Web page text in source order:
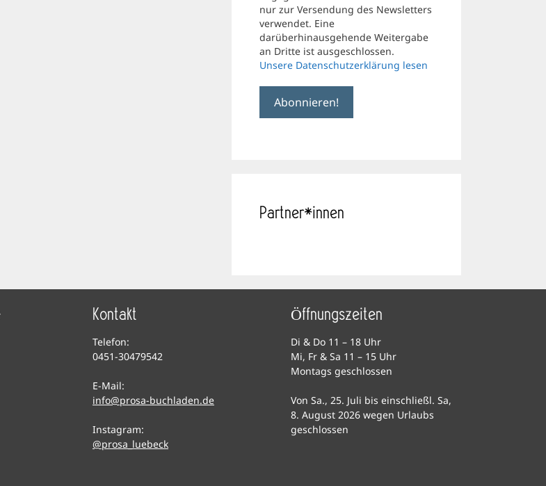
nur zur Versendung des Newsletters
verwendet. Eine
darüberhinausgehende Weitergabe
an Dritte ist ausgeschlossen.
Unsere Datenschutzerklärung lesen
Partner*innen
Kontakt
Telefon:
0451-30479542
E-Mail:
info@prosa-buchladen.de
Instagram:
@prosa_luebeck
Öffnungszeiten
Di & Do 11 – 18 Uhr
Mi, Fr & Sa 11 – 15 Uhr
Montags geschlossen
Von Sa., 25. Juli bis einschließl. Sa,
8. August 2026 wegen Urlaubs
geschlossen